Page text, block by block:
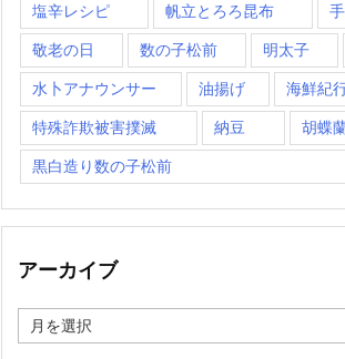
塩辛レシピ 帆立とろろ昆布
敬老の日 数の子松前 明太子
水卜アナウンサー 油揚げ 海鮮紀
特殊詐欺被害撲滅 納豆 胡蝶
黒白造り数の子松前
アーカイブ
ー